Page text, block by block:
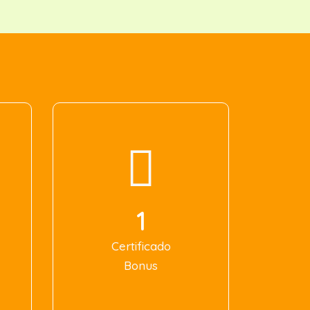
1
Certificado
Bonus